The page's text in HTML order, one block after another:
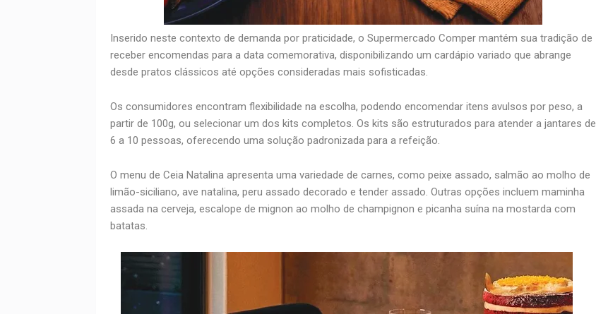
Inserido neste contexto de demanda por praticidade, o Supermercado Comper mantém sua tradição de
receber encomendas para a data comemorativa, disponibilizando um cardápio variado que abrange
desde pratos clássicos até opções consideradas mais sofisticadas.
Os consumidores encontram flexibilidade na escolha, podendo encomendar itens avulsos por peso, a
partir de 100g, ou selecionar um dos kits completos. Os kits são estruturados para atender a jantares de
6 a 10 pessoas, oferecendo uma solução padronizada para a refeição.
O menu de Ceia Natalina apresenta uma variedade de carnes, como peixe assado, salmão ao molho de
limão-siciliano, ave natalina, peru assado decorado e tender assado. Outras opções incluem maminha
assada na cerveja, escalope de mignon ao molho de champignon e picanha suína na mostarda com
batatas.